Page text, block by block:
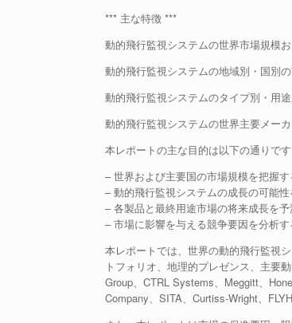
*** 主な特徴 ***
動的飛行監視システムの世界市場規模
動的飛行監視システムの地域別・国別
動的飛行監視システムのタイプ別・用
動的飛行監視システムの世界主要メー
本レポートの主な目的は以下の通りです
– 世界および主要国の市場規模を把握す
– 動的飛行監視システムの成長の可能
– 各製品と最終用途市場の将来成長を予
– 市場に影響を与える競争要因を分析す
本レポートでは、世界の動的飛行監視
トフォリオ、地理的プレゼンス、主要
Group、CTRL Systems、Meggitt、
Company、SITA、Curtiss-Wright、